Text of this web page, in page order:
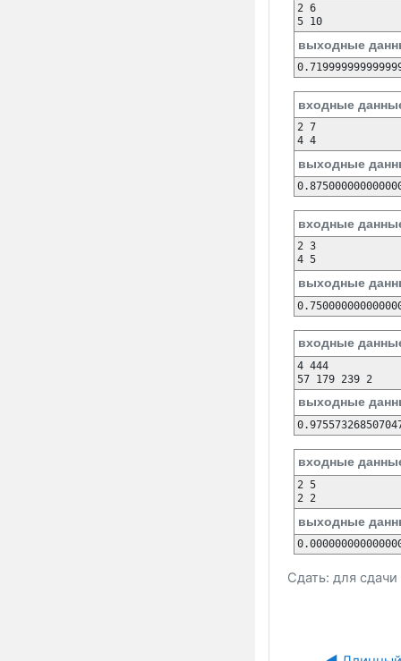
2 6
5 10
выходные
входные
2 7
4 4
выходные
входные
2 3
4 5
выходные
входные
4 444
57 179 239 2
выходные
входные
2 5
2 2
выходные
Сдать: для